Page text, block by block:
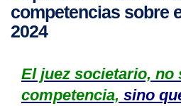
competencias sobre
2024
El juez societario,
competencia, sino